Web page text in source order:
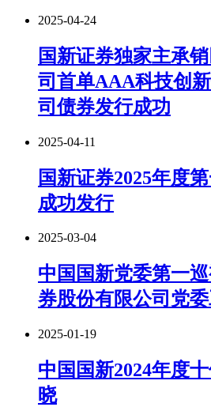
2025-04-24
国新证券独家主承
司首单AAA科技创
司债券发行成功
2025-04-11
国新证券2025年度
成功发行
2025-03-04
中国国新党委第一
券股份有限公司党
2025-01-19
中国国新2024年度
晓